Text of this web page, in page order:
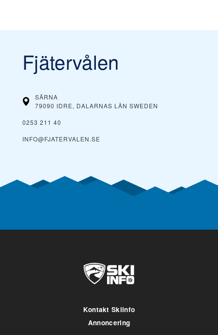
Fjätervålen
SÄRNA
79090 IDRE, DALARNAS LÄN SWEDEN
0253 211 40
INFO@FJATERVALEN.SE
Kontakt Skiinfo
Annoncering